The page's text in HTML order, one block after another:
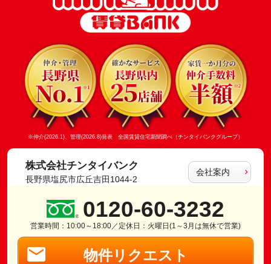
※仲介(2026.1)、管理(2026.8)発表 全国賃貸住宅新聞調べ（チンタイバンクグループ）
株式会社チンタイバンク
長野県塩尻市広丘吉田1044-2
会社案内
0120-60-3232
営業時間：10:00～18:00／定休日：火曜日(1～3月は無休で営業)
物件リクエスト